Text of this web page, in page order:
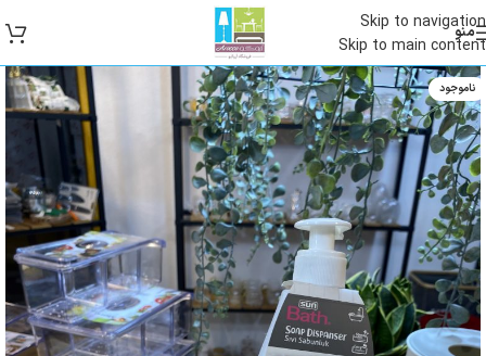
Skip to navigation
Skip to main content
منو
ناموجود